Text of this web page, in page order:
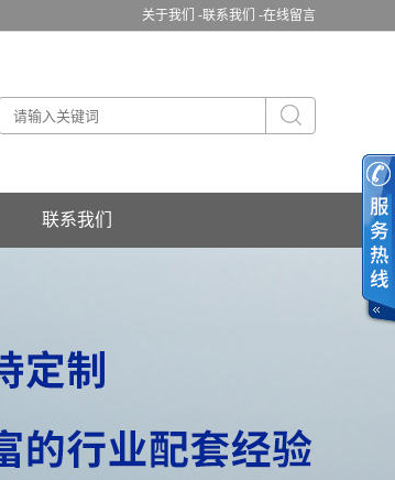
关于我们 -联系我们 -在线留言
联系我们